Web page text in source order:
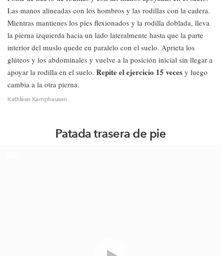
Las manos alineadas con los hombros y las rodillas con la cadera.
Mientras mantienes los pies flexionados y la rodilla doblada, lleva
la pierna izquierda hacia un lado lateralmente hasta que la parte
interior del muslo quede en paralelo con el suelo. Aprieta los
glúteos y los abdominales y vuelve a la posición inicial sin llegar a
apoyar la rodilla en el suelo. Repite el ejercicio 15 veces y luego
cambia a la otra pierna.
Kathleen Kamphausen
Patada trasera de pie